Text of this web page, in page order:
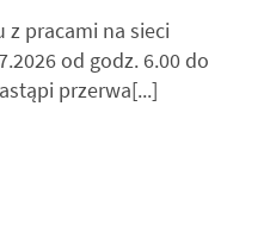
z pracami na sieci
od godz. 6.00 do
przerwa[...]